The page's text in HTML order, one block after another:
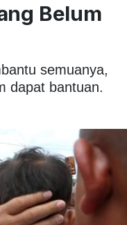
Belum
semuanya,
dapat bantuan.